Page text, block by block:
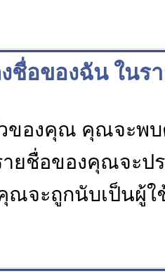
ชื่อของฉัน ในร
ของคุณ คุณจะพบ
ยชื่อของคุณจะปร
ณจะถูกนับเป็นผู้